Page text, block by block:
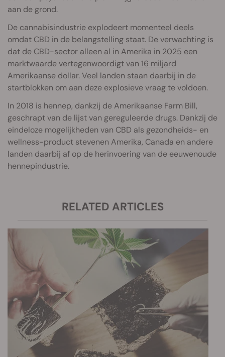
aan de grond.
De cannabisindustrie explodeert momenteel deels
omdat CBD in de belangstelling staat. De verwachting is
dat de CBD-sector alleen al in Amerika in 2025 een
marktwaarde vertegenwoordigt van 16 miljard
Amerikaanse dollar. Veel landen staan daarbij in de
startblokken om aan deze explosieve vraag te voldoen.
In 2018 is hennep, dankzij de Amerikaanse Farm Bill,
geschrapt van de lijst van gereguleerde drugs. Dankzij de
eindeloze mogelijkheden van CBD als gezondheids- en
wellness-product stevenen Amerika, Canada en andere
landen daarbij af op de herinvoering van de eeuwenoude
hennepindustrie.
RELATED ARTICLES